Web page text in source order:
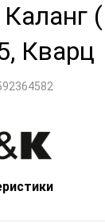
Каланг
Кварц